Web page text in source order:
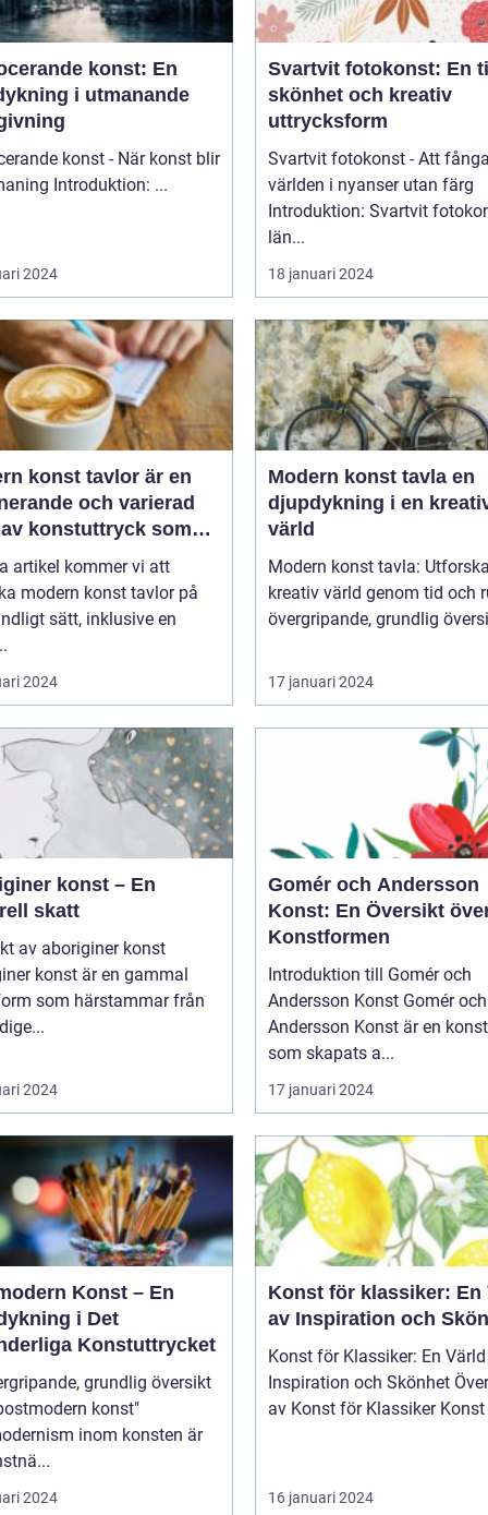
konst: En
i utmanande
konst - När konst blir
till utmaning Introduktion: ...
2024
Svartvit fotokonst: En
skönhet och kreativ
uttrycksform
Svartvit fotokonst - Att
världen i nyanser utan färg
Introduktion: Svartvit
län...
18 januari 2024
konst tavlor är en
och varierad
konstuttryck som
till sig både
och konstälskare
världen
artikel kommer vi att
modern konst tavlor på
sätt, inklusive en
2024
Modern konst tavla en
djupdykning i en
värld
Modern konst tavla:
kreativ värld genom tid och
övergripande, grundlig
17 januari 2024
konst – En
skatt
av aboriginer konst
konst är en gammal
som härstammar från
2024
Gomér och Andersson
Konst: En Översikt
Konstformen
Introduktion till Gomér och
Andersson Konst Gomér och
Andersson Konst är en
som skapats a...
17 januari 2024
Konst – En
i Det
Konstuttrycket
grundlig översikt
konst"
inom konsten är
2024
Konst för klassiker: En
av Inspiration och
Konst för Klassiker: En
Inspiration och Skönhet Översikt
av Konst för
16 januari 2024